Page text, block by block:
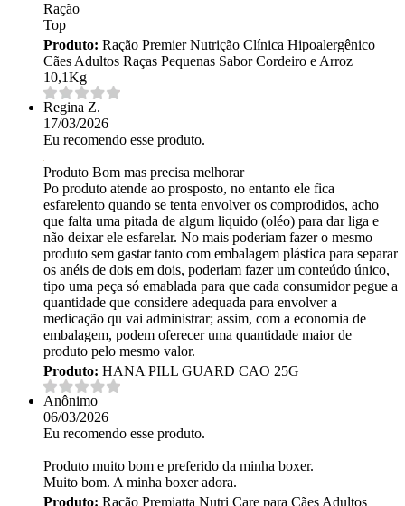
Ração
Top
Produto: Ração Premier Nutrição Clínica Hipoalergênico
Cães Adultos Raças Pequenas Sabor Cordeiro e Arroz
10,1Kg
Regina Z.
17/03/2026
Eu recomendo esse produto.
Produto Bom mas precisa melhorar
Po produto atende ao prosposto, no entanto ele fica
esfarelento quando se tenta envolver os comprodidos, acho
que falta uma pitada de algum liquido (oléo) para dar liga e
não deixar ele esfarelar. No mais poderiam fazer o mesmo
produto sem gastar tanto com embalagem plástica para separar
os anéis de dois em dois, poderiam fazer um conteúdo único,
tipo uma peça só emablada para que cada consumidor pegue a
quantidade que considere adequada para envolver a
medicação qu vai administrar; assim, com a economia de
embalagem, podem oferecer uma quantidade maior de
produto pelo mesmo valor.
Produto: HANA PILL GUARD CAO 25G
Anônimo
06/03/2026
Eu recomendo esse produto.
Produto muito bom e preferido da minha boxer.
Muito bom. A minha boxer adora.
Produto: Ração Premiatta Nutri Care para Cães Adultos